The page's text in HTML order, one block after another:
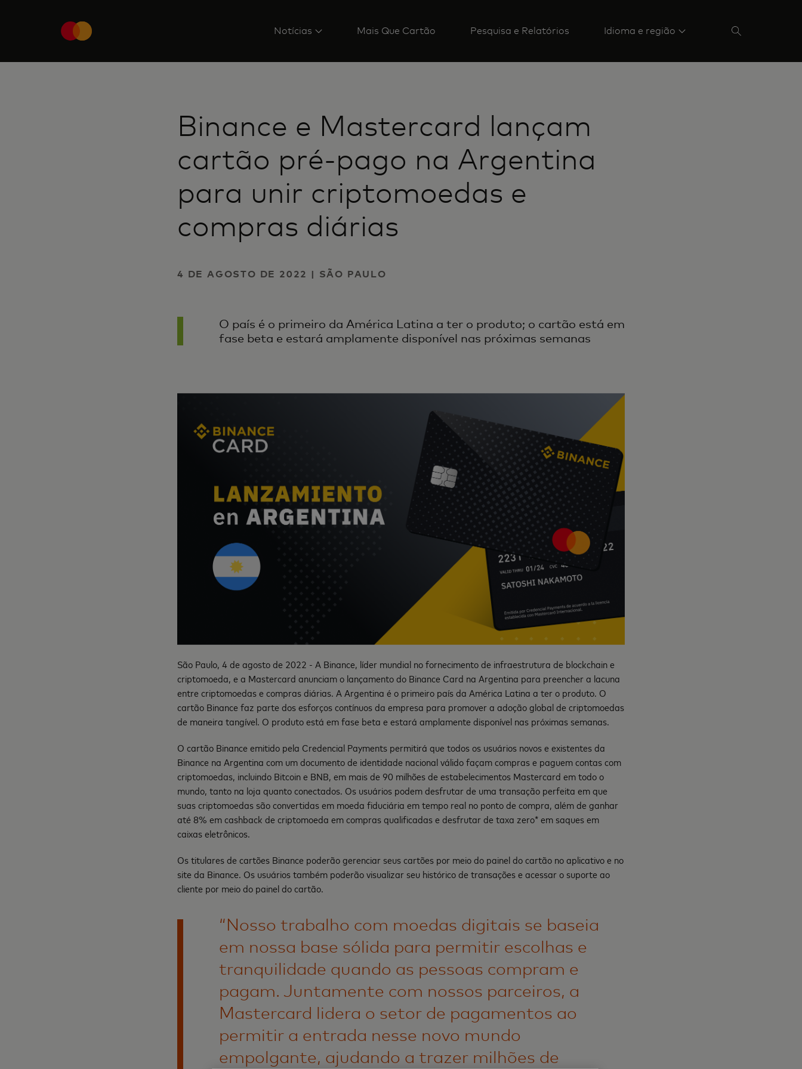
Notícias Mais Que Cartão Pesquisa e Relatórios Idioma e região
Binance e Mastercard lançam
cartão pré-pago na Argentina
para unir criptomoedas e
compras diárias
4 DE AGOSTO DE 2022 | SÃO PAULO
O país é o primeiro da América Latina a ter o produto; o cartão está em
fase beta e estará amplamente disponível nas próximas semanas
São Paulo, 4 de agosto de 2022 - A Binance, líder mundial no fornecimento de infraestrutura de blockchain e
criptomoeda, e a Mastercard anunciam o lançamento do Binance Card na Argentina para preencher a lacuna
entre criptomoedas e compras diárias. A Argentina é o primeiro país da América Latina a ter o produto. O
cartão Binance faz parte dos esforços contínuos da empresa para promover a adoção global de criptomoedas
de maneira tangível. O produto está em fase beta e estará amplamente disponível nas próximas semanas.
O cartão Binance emitido pela Credencial Payments permitirá que todos os usuários novos e existentes da
Binance na Argentina com um documento de identidade nacional válido façam compras e paguem contas com
criptomoedas, incluindo Bitcoin e BNB, em mais de 90 milhões de estabelecimentos Mastercard em todo o
mundo, tanto na loja quanto conectados. Os usuários podem desfrutar de uma transação perfeita em que
suas criptomoedas são convertidas em moeda fiduciária em tempo real no ponto de compra, além de ganhar
até 8% em cashback de criptomoeda em compras qualificadas e desfrutar de taxa zero* em saques em
caixas eletrônicos.
Os titulares de cartões Binance poderão gerenciar seus cartões por meio do painel do cartão no aplicativo e no
site da Binance. Os usuários também poderão visualizar seu histórico de transações e acessar o suporte ao
cliente por meio do painel do cartão.
“Nosso trabalho com moedas digitais se baseia
em nossa base sólida para permitir escolhas e
tranquilidade quando as pessoas compram e
pagam. Juntamente com nossos parceiros, a
Mastercard lidera o setor de pagamentos ao
permitir a entrada nesse novo mundo
empolgante, ajudando a trazer milhões de